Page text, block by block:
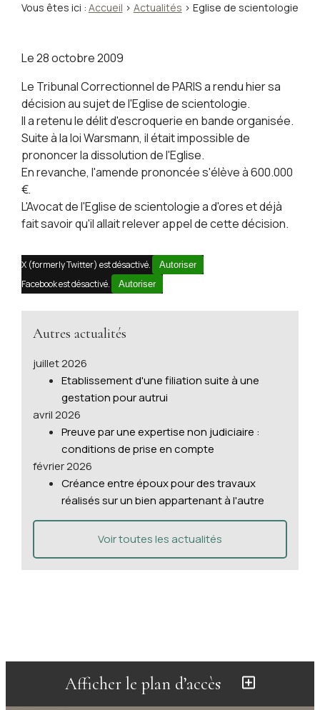
Vous êtes ici : Accueil > Actualités > Eglise de scientologie
Le28 octobre 2009
Le Tribunal Correctionnel de PARIS a rendu hier sa
décision au sujet de l'Eglise de scientologie.
Il a retenu le délit d'escroquerie en bande organisée.
Suite à la loi Warsmann, il était impossible de
prononcer la dissolution de l'Eglise.
En revanche, l'amende prononcée s'élève à 600.000
€.
L'Avocat de l'Eglise de scientologie a d'ores et déjà
fait savoir qu'il allait relever appel de cette décision.
X (formerly Twitter) est désactivé. Autoriser
Facebook est désactivé. Autoriser
Autres actualités
juillet 2026
Etablissement d'une filiation suite à une
gestation pour autrui
avril 2026
Preuve par une expertise non judiciaire :
conditions de prise en compte
février 2026
Créance entre époux pour des travaux
réalisés sur un bien appartenant à l'autre
Voir toutes les actualités
Afficher le plan d’accès